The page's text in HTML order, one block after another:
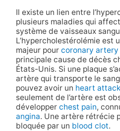
Il existe un lien entre
plusieurs maladies qui
système de vaisseaux
L’hypercholestérolémie est
majeur pour coronary artery
principale cause de décès
États-Unis. Si une plaque
artère qui transporte le
pouvez avoir un heart attack
seulement de l’artère est
développer chest pain,
angina. Une artère rétrécie
bloquée par un blood clot.